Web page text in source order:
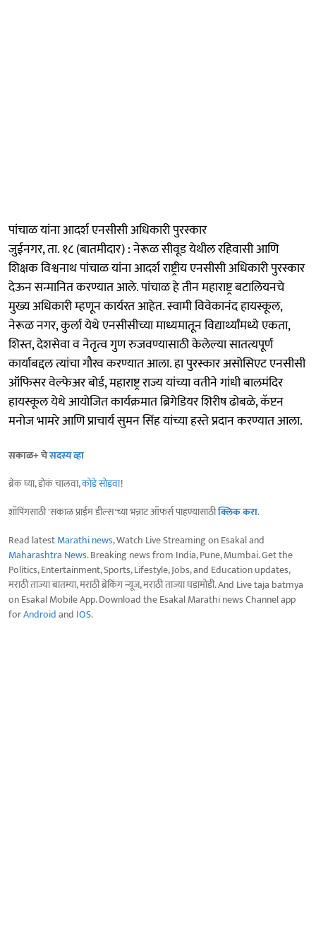
पांचाळ यांना आदर्श एनसीसी अधिकारी पुरस्कार
जुईनगर, ता. १८ (बातमीदार) : नेरूळ सीवूड येथील रहिवासी आणि
शिक्षक विश्वनाथ पांचाळ यांना आदर्श राष्ट्रीय एनसीसी अधिकारी पुरस्कार
देऊन सन्मानित करण्यात आले. पांचाळ हे तीन महाराष्ट्र बटालियनचे
मुख्य अधिकारी म्हणून कार्यरत आहेत. स्वामी विवेकानंद हायस्कूल,
नेरूळ नगर, कुर्ला येथे एनसीसीच्या माध्यमातून विद्यार्थ्यांमध्ये एकता,
शिस्त, देशसेवा व नेतृत्व गुण रुजवण्यासाठी केलेल्या सातत्यपूर्ण
कार्याबद्दल त्यांचा गौरव करण्यात आला. हा पुरस्कार असोसिएट एनसीसी
ऑफिसर वेल्फेअर बोर्ड, महाराष्ट्र राज्य यांच्या वतीने गांधी बालमंदिर
हायस्कूल येथे आयोजित कार्यक्रमात ब्रिगेडियर शिरीष ढोबळे, कॅप्टन
मनोज भामरे आणि प्राचार्य सुमन सिंह यांच्या हस्ते प्रदान करण्यात आला.
सकाळ+ चेसदस्य व्हा
ब्रेक घ्या, डोकं चालवा,कोडे सोडवा!
शॉपिंगसाठी 'सकाळ प्राईम डील्स'च्या भन्नाट ऑफर्स पाहण्यासाठीक्लिक करा.
Read latestMarathi news, Watch Live Streaming on Esakal and
Maharashtra News. Breaking news from India, Pune, Mumbai. Get the
Politics, Entertainment, Sports, Lifestyle, Jobs, and Education updates,
मराठी ताज्या बातम्या, मराठी ब्रेकिंग न्यूज, मराठी ताज्या घडामोडी. And Live taja batmya
on Esakal Mobile App. Download the Esakal Marathi news Channel app
forAndroidand IOS.